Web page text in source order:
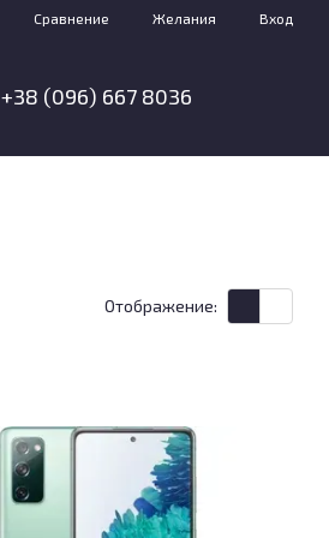
Сравнение Желания Вход
+38 (096) 667 8036
Отображение: